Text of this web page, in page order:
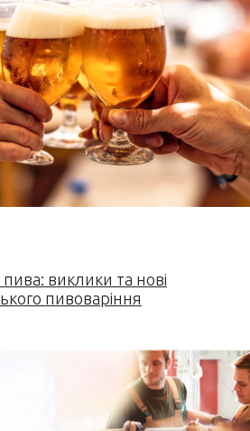
виклики та нові
пивоваріння